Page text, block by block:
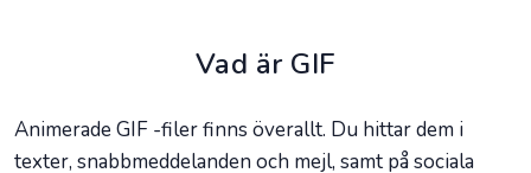
Vad är GIF
Animerade GIF -filer finns överallt. Du hittar dem i
texter, snabbmeddelanden och mejl, samt på sociala